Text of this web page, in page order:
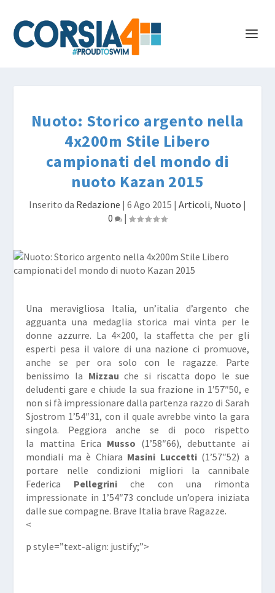
Nuoto: Storico argento nella
4x200m Stile Libero
campionati del mondo di
nuoto Kazan 2015
Inserito da Redazione | 6 Ago 2015 | Articoli, Nuoto |
0
|
Una meravigliosa Italia, un’italia d’argento che
agguanta una medaglia storica mai vinta per le
donne azzurre. La 4×200, la staffetta che per gli
esperti pesa il valore di una nazione ci promuove,
anche se per ora solo con le ragazze. Parte
benissimo la Mizzau che si riscatta dopo le sue
deludenti gare e chiude la sua frazione in 1’57″50, e
non si fà impressionare dalla partenza razzo di Sarah
Sjostrom 1’54″31, con il quale avrebbe vinto la gara
singola. Peggiora anche se di poco rispetto
la mattina Erica Musso (1’58″66), debuttante ai
mondiali ma è Chiara Masini Luccetti(1’57″52) a
portare nelle condizioni migliori la cannibale
Federica Pellegrini che con una rimonta
impressionate in 1’54″73 conclude un’opera iniziata
dalle sue compagne. Brave Italia brave Ragazze.
<
p style=”text-align: justify;”>